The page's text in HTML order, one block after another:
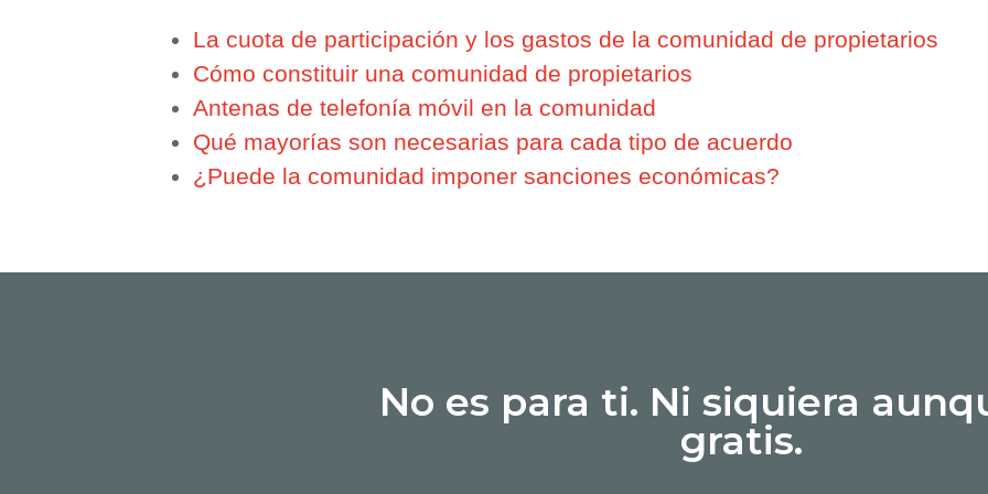
La cuota de participación y los gastos de la comunidad de propietarios
Cómo constituir una comunidad de propietarios
Antenas de telefonía móvil en la comunidad
Qué mayorías son necesarias para cada tipo de acuerdo
¿Puede la comunidad imponer sanciones económicas?
No es para ti. Ni siquiera
gratis.